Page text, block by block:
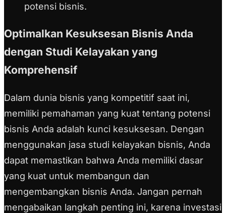
potensi bisnis.
Optimalkan Kesuksesan Bisnis Anda
dengan Studi Kelayakan yang
Komprehensif
Dalam dunia bisnis yang kompetitif saat ini,
memiliki pemahaman yang kuat tentang potensi
bisnis Anda adalah kunci kesuksesan. Dengan
menggunakan jasa studi kelayakan bisnis, Anda
dapat memastikan bahwa Anda memiliki dasar
yang kuat untuk membangun dan
mengembangkan bisnis Anda. Jangan pernah
mengabaikan langkah penting ini, karena investasi